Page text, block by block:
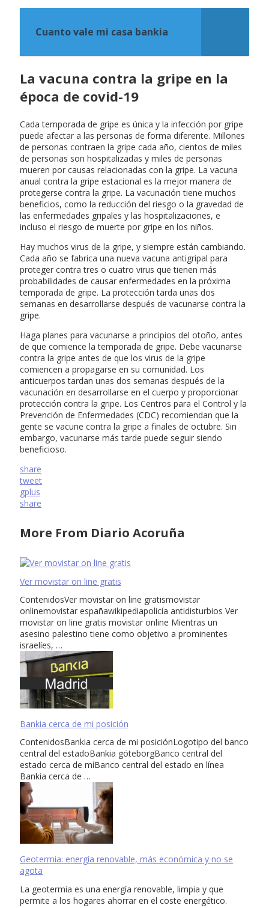
Cuanto vale mi casa bankia
La vacuna contra la gripe en la
época de covid-19
Cada temporada de gripe es única y la infección por gripe
puede afectar a las personas de forma diferente. Millones
de personas contraen la gripe cada año, cientos de miles
de personas son hospitalizadas y miles de personas
mueren por causas relacionadas con la gripe. La vacuna
anual contra la gripe estacional es la mejor manera de
protegerse contra la gripe. La vacunación tiene muchos
beneficios, como la reducción del riesgo o la gravedad de
las enfermedades gripales y las hospitalizaciones, e
incluso el riesgo de muerte por gripe en los niños.
Hay muchos virus de la gripe, y siempre están cambiando.
Cada año se fabrica una nueva vacuna antigripal para
proteger contra tres o cuatro virus que tienen más
probabilidades de causar enfermedades en la próxima
temporada de gripe. La protección tarda unas dos
semanas en desarrollarse después de vacunarse contra la
gripe.
Haga planes para vacunarse a principios del otoño, antes
de que comience la temporada de gripe. Debe vacunarse
contra la gripe antes de que los virus de la gripe
comiencen a propagarse en su comunidad. Los
anticuerpos tardan unas dos semanas después de la
vacunación en desarrollarse en el cuerpo y proporcionar
protección contra la gripe. Los Centros para el Control y la
Prevención de Enfermedades (CDC) recomiendan que la
gente se vacune contra la gripe a finales de octubre. Sin
embargo, vacunarse más tarde puede seguir siendo
beneficioso.
share
tweet
gplus
share
More From Diario Acoruña
Ver movistar on line gratis
ContenidosVer movistar on line gratismovistar
onlinemovistar españawikipediapolicía antidisturbios Ver
movistar on line gratis movistar online Mientras un
asesino palestino tiene como objetivo a prominentes
israelíes, …
Bankia cerca de mi posición
ContenidosBankia cerca de mi posiciónLogotipo del banco
central del estadoBankia göteborgBanco central del
estado cerca de míBanco central del estado en línea
Bankia cerca de …
Geotermia: energía renovable, más económica y no se
agota
La geotermia es una energía renovable, limpia y que
permite a los hogares ahorrar en el coste energético.